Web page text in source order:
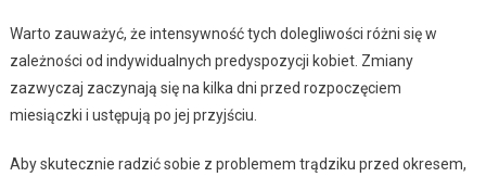
Warto zauważyć, że intensywność tych dolegliwości różni się w
zależności od indywidualnych predyspozycji kobiet. Zmiany
zazwyczaj zaczynają się na kilka dni przed rozpoczęciem
miesiączki i ustępują po jej przyjściu.
Aby skutecznie radzić sobie z problemem trądziku przed okresem,